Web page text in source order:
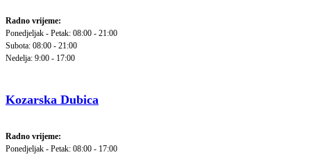
Radno vrijeme:
Ponedjeljak - Petak: 08:00 - 21:00
Subota: 08:00 - 21:00
Nedelja: 9:00 - 17:00
Kozarska Dubica
Radno vrijeme:
Ponedjeljak - Petak: 08:00 - 17:00